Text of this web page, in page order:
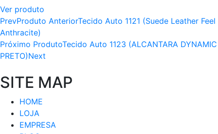
Ver produto
PrevProduto AnteriorTecido Auto 1121 (Suede Leather Feel
Anthracite)
Próximo ProdutoTecido Auto 1123 (ALCANTARA DYNAMIC
PRETO)Next
SITE MAP
HOME
LOJA
EMPRESA